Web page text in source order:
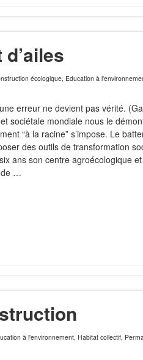
écologique, Education à
erreur ne devient pas vérité.
sociétale mondiale nous le
“à la racine” s’impose. Le
des outils de transformation
ans son centre agroécologique
de …
à l'environnement, Habitat collectif,